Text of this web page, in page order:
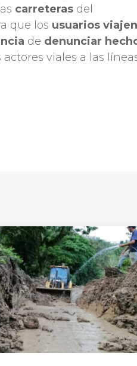
carreteras del
que los usuarios viajen
de denunciar
viales a las